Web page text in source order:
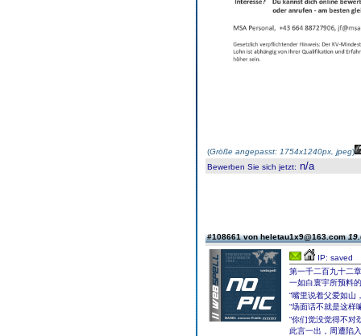
(Größe angepasst: 1754x1240px, jpeg)
Bewerben Sie sich jetzt: n/a
#108661 von heletau1x9@163.com
IP: saved
第一千二百九十二
一如白寰宇所预料
“嘴里说着父爱如山
“场面话不就是这样
“你们觉没觉得不对
此言一出，周遭陷